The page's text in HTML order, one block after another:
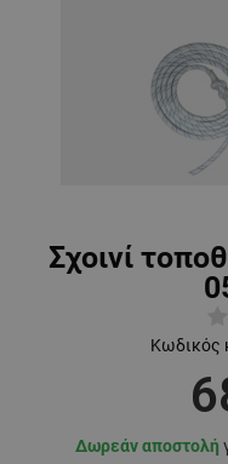
Σχοινί
Κωδικός
Δωρεάν αποστολή